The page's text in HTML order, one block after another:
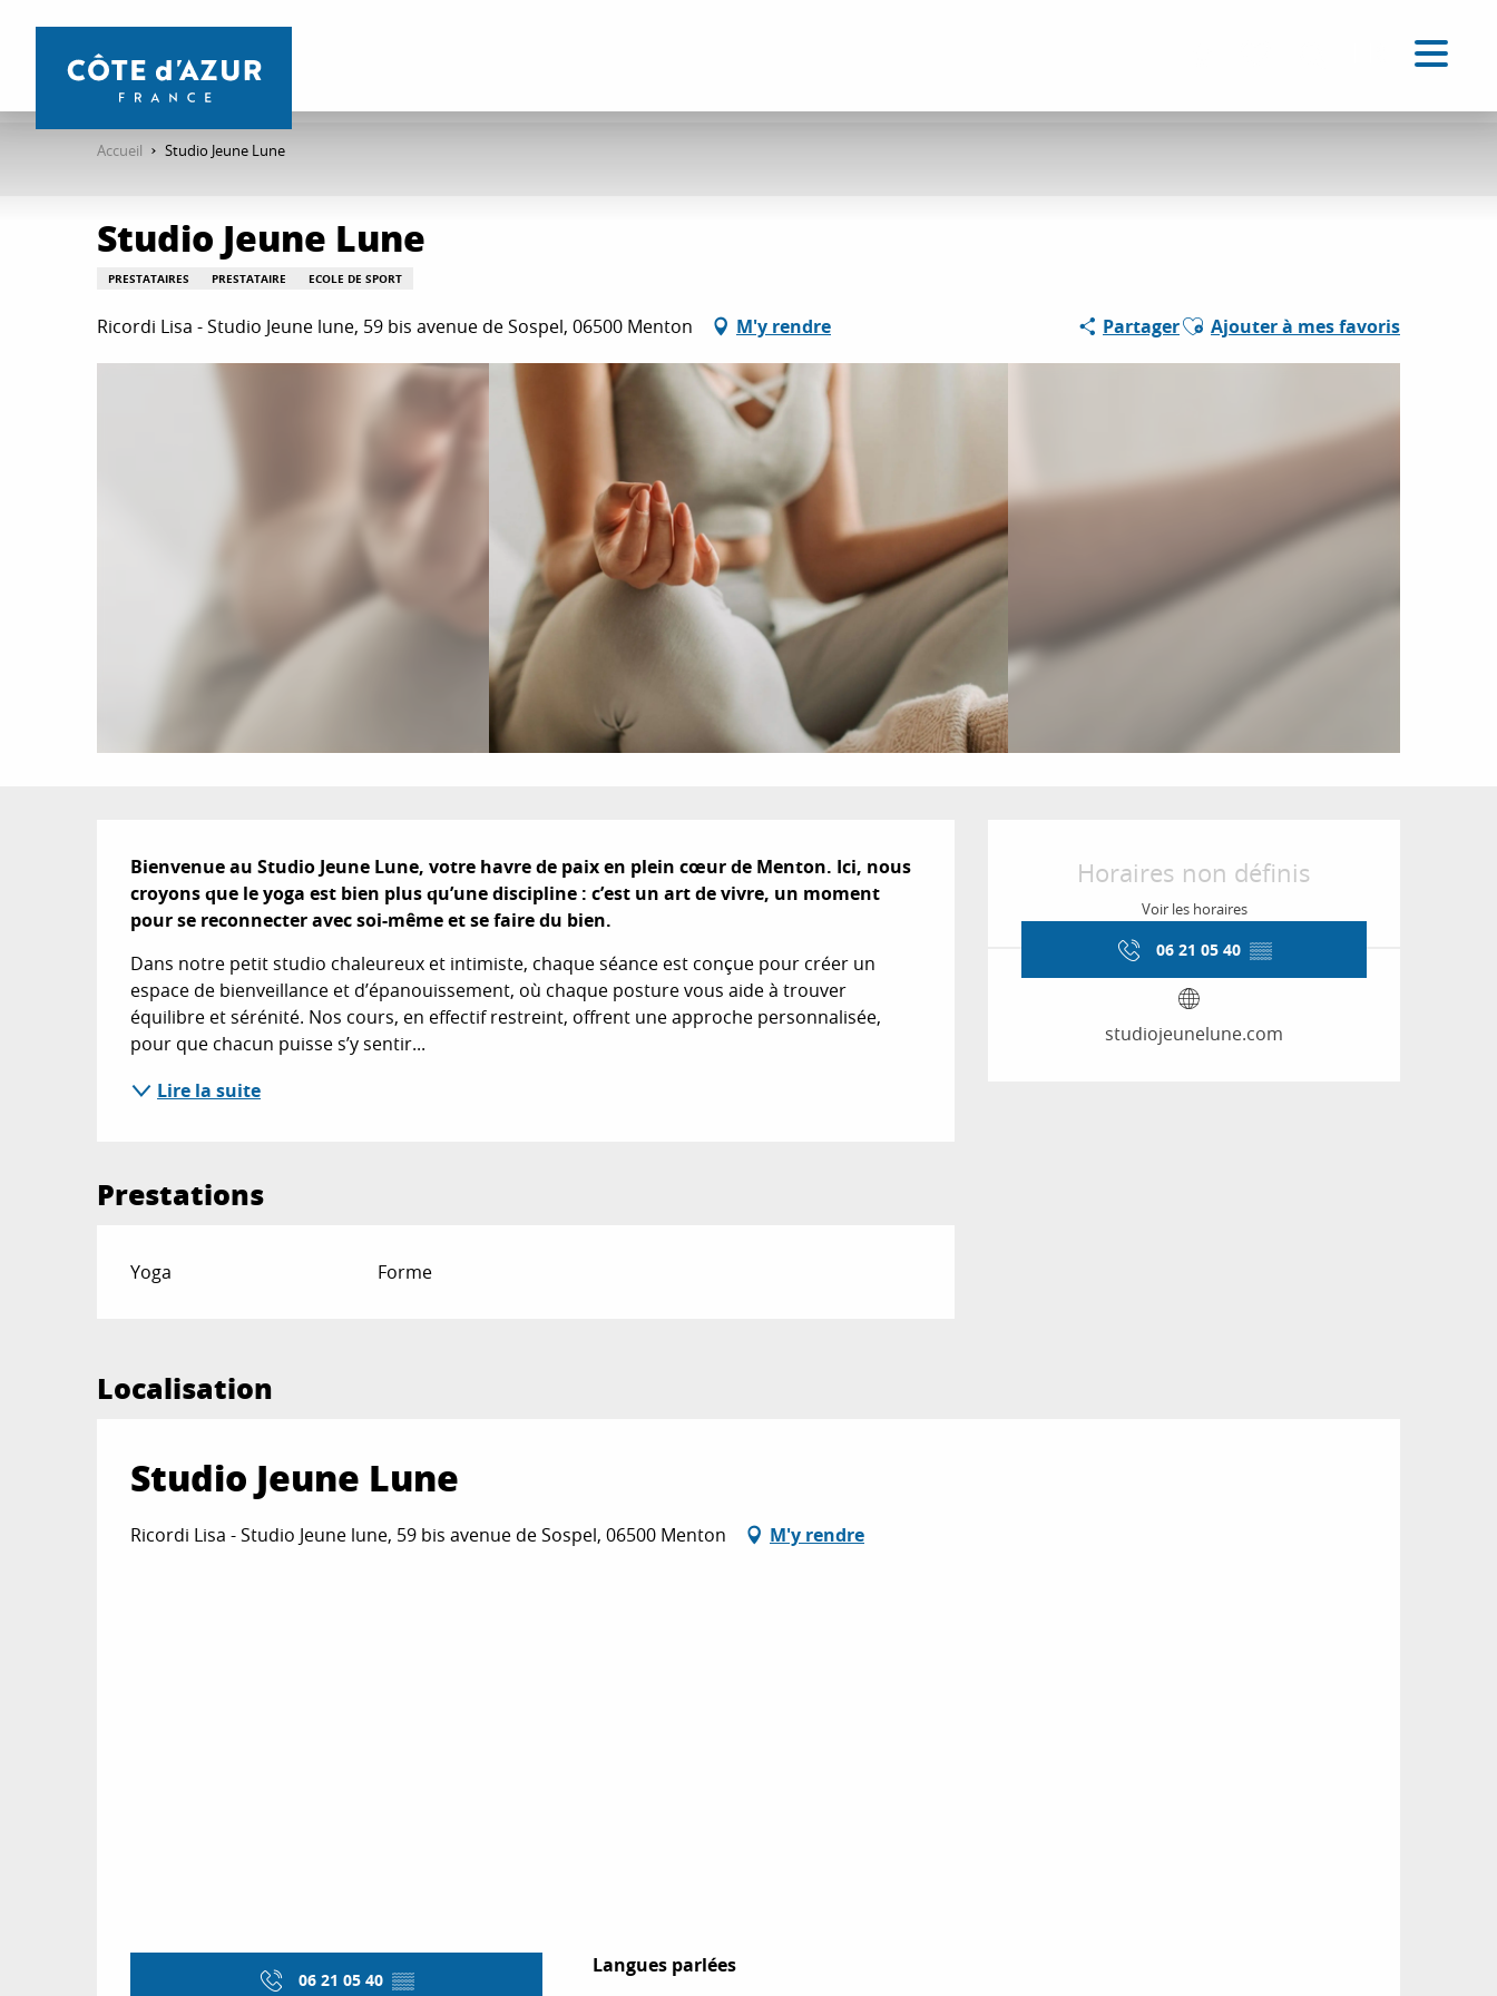
contenu
Accueil Studio Jeune Lune
Studio Jeune Lune
PRESTATAIRES PRESTATAIRE ECOLE DE SPORT
Ricordi Lisa - Studio Jeune lune, 59 bis avenue de Sospel, 06500 Menton M'y rendre PartagerAjouter aux favoris
Ajouter à mes favoris
Ouverture et
Horaires non définis
Voir les horaires
06 21 05 40 ▒▒
studiojeunelune.com
Description
Bienvenue au Studio Jeune Lune, votre havre de paix en plein cœur de Menton. Ici, nous
croyons que le yoga est bien plus qu’une discipline : c’est un art de vivre, un moment
pour se reconnecter avec soi-même et se faire du bien.
Dans notre petit studio chaleureux et intimiste, chaque séance est conçue pour créer un
espace de bienveillance et d’épanouissement, où chaque posture vous aide à trouver
équilibre et sérénité. Nos cours, en effectif restreint, offrent une approche personnalisée,
pour que chacun puisse s’y sentir...
Lire la suite
Prestations
Yoga Forme
Localisation
Studio Jeune Lune
Ricordi Lisa - Studio Jeune lune, 59 bis avenue de Sospel, 06500 Menton M'y rendre
06 21 05 40 ▒▒
Langues parlées
Langues parlées